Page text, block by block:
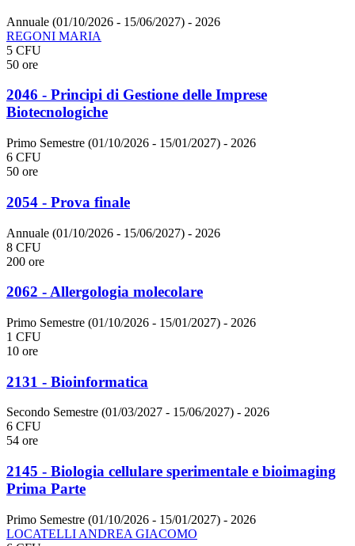
Annuale (01/10/2026 - 15/06/2027) - 2026
REGONI MARIA
5 CFU
50 ore
2046 - Principi di Gestione delle Imprese
Biotecnologiche
Primo Semestre (01/10/2026 - 15/01/2027) - 2026
6 CFU
50 ore
2054 - Prova finale
Annuale (01/10/2026 - 15/06/2027) - 2026
8 CFU
200 ore
2062 - Allergologia molecolare
Primo Semestre (01/10/2026 - 15/01/2027) - 2026
1 CFU
10 ore
2131 - Bioinformatica
Secondo Semestre (01/03/2027 - 15/06/2027) - 2026
6 CFU
54 ore
2145 - Biologia cellulare sperimentale e bioimaging
Prima Parte
Primo Semestre (01/10/2026 - 15/01/2027) - 2026
LOCATELLI ANDREA GIACOMO